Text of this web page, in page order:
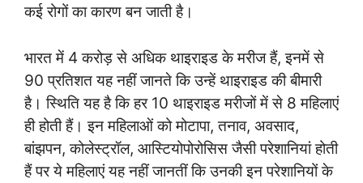
कई रोगों का कारण बन जाती है।
भारत में 4 करोड़ से अधिक थाइराइड के मरीज हैं, इनमें से
90 प्रतिशत यह नहीं जानते कि उन्हें थाइराइड की बीमारी
है। स्थिति यह है कि हर 10 थाइराइड मरीजों में से 8 महिलाएं
ही होती हैं। इन महिलाओं को मोटापा, तनाव, अवसाद,
बांझपन, कोलेस्ट्रॉल, आस्टियोपोरोसिस जैसी परेशानियां होती
हैं पर ये महिलाएं यह नहीं जानतीं कि उनकी इन परेशानियों के